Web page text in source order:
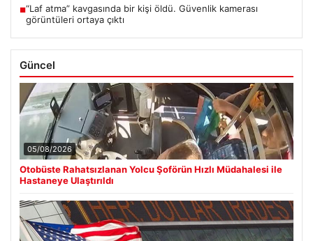
■“Laf atma” kavgasında bir kişi öldü. Güvenlik kamerası
görüntüleri ortaya çıktı
Güncel
05/08/2026
Otobüste Rahatsızlanan Yolcu Şoförün Hızlı Müdahalesi ile
Hastaneye Ulaştırıldı